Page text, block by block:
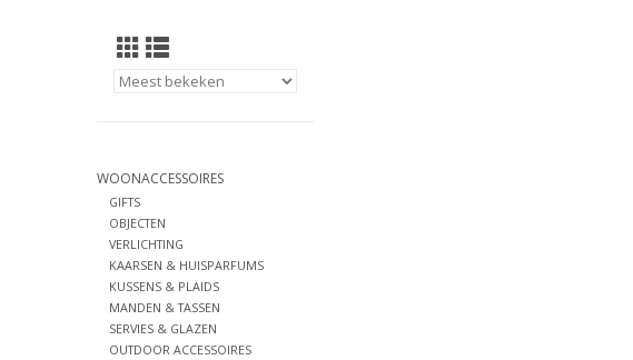
WOONACCESSOIRES
GIFTS
OBJECTEN
VERLICHTING
KAARSEN & HUISPARFUMS
KUSSENS & PLAIDS
MANDEN & TASSEN
SERVIES & GLAZEN
OUTDOOR ACCESSOIRES